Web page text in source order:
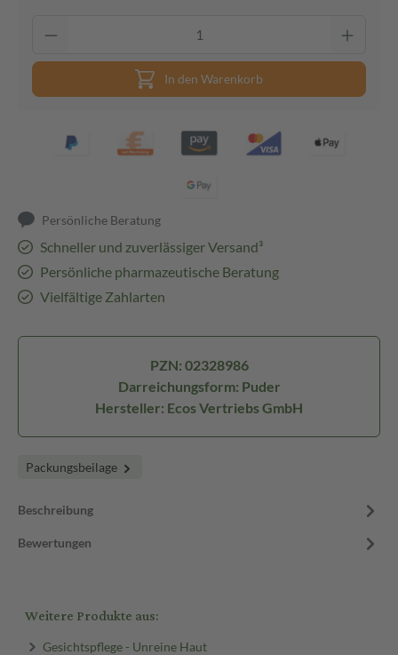
In den Warenkorb
Persönliche Beratung
Schneller und zuverlässiger Versand³
Persönliche pharmazeutische Beratung
Vielfältige Zahlarten
PZN: 02328986
Darreichungsform: Puder
Hersteller: Ecos Vertriebs GmbH
Packungsbeilage
Beschreibung
Bewertungen
Weitere Produkte aus:
Gesichtspflege - Unreine Haut